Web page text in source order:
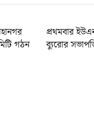
গঠন
প্রথমবার
ব্যুরোর